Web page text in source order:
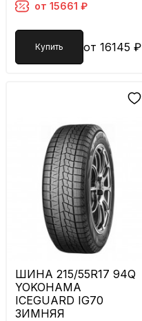
от 15661 ₽
Купить от 16145 ₽
ШИНА 215/55R17 94Q
YOKOHAMA
ICEGUARD IG70
ЗИМНЯЯ